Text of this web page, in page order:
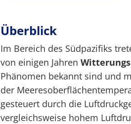
Überblick
Im Bereich des Südpazifiks
von einigen Jahren
Phänomen bekannt sind und
der
gesteuert durch die
vergleichsweise hohem